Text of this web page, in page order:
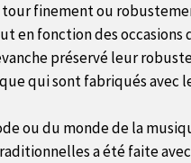
finement ou
en fonction des
préservé leur
qui sont fabriqués avec
ou du monde de la
a été faite